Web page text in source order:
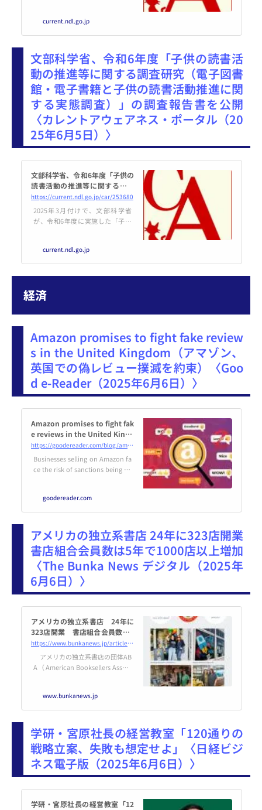
統計情報（2024年末時点）も掲載
されており、以下のような内容が
は3,248館で...
current.ndl.go.jp
文部科学省、令和6年度「子供の読書活
動の推進等に関する調査研究（電子図書
館・電子書籍と子供の読書活動推進に関
する実態調査）」の調査報告書を公開
〈カレントアウェアネス・ポータル（20
25年6月5日）〉
文部科学省、令和6年度「子供の
読書活動の推進等に関する調査
研究（電子図書館・電子書籍と
子供の読書活動推進に関する実
態調査）」の調査報告書を公開
https://current.ndl.go.jp/car/253680
2025年3月付けで、文部科学省
が、令和6年度に実施した「子供
供の読書活動推進に関する実態調
査）」の調査報告書をウェブサイ
current.ndl.go.jp
経済
Amazon promises to fight fake review
s in the United Kingdom（アマゾン、
英国での偽レビュー撲滅を約束）〈Goo
d e-Reader（2025年6月6日）〉
Amazon promises to fight fak
e reviews in the United Kingd
om
https://goodereader.com/blog/amazon-news/amazon-promises-to-fight-fake-reviews-in-the-united-kingdom
Businesses selling on Amazon fa
ce the risk of sanctions being im
goodereader.com
アメリカの独立系書店 24年に323店開業
書店組合会員数は5年で1000店以上増加
〈The Bunka News デジタル（2025年
6月6日）〉
アメリカの独立系書店 24年に
323店開業 書店組合会員数は5
年で1000店以上増加 - The Bun
ka News デジタル
https://www.bunkanews.jp/article/424939/
アメリカの独立系書店の団体AB
A（American Booksellers Associ
業した独立系書店は前年より31％
増加し3…続き
www.bunkanews.jp
学研・宮原社長の経営教室「120通りの
戦略立案、失敗も想定せよ」〈日経ビジ
ネス電子版（2025年6月6日）〉
学研・宮原社長の経営教室「12